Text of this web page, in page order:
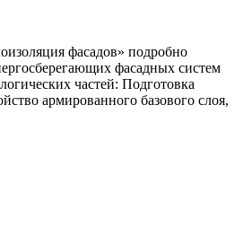
фасадов» подробно
фасадных систем
частей: Подготовка
армированного базового слоя,